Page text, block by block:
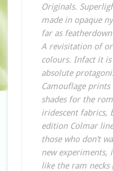
Originals.
made in opaque
far as
A revisitation of
colours. Infact it
absolute
Camouflage
shades for the
iridescent fabrics,
edition Colmar
those who don’t
new experiments,
like the ram